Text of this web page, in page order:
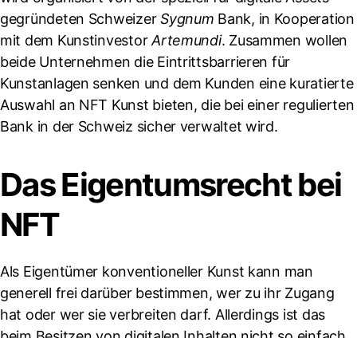
gegründeten SchweizerSygnum Bank, in Kooperation
mit dem KunstinvestorArtemundi. Zusammen wollen
beide Unternehmen die Eintrittsbarrieren für
Kunstanlagen senken und dem Kunden eine kuratierte
Auswahl an NFT Kunst bieten, die bei einer regulierten
Bank in der Schweiz sicher verwaltet wird.
Das Eigentumsrecht bei
NFT
Als Eigentümer konventioneller Kunst kann man
generell frei darüber bestimmen, wer zu ihr Zugang
hat oder wer sie verbreiten darf. Allerdings ist das